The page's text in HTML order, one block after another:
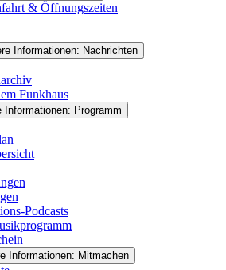
& Öffnungszeiten
Informationen: Nachrichten
Funkhaus
Informationen: Programm
Podcasts
Informationen: Mitmachen